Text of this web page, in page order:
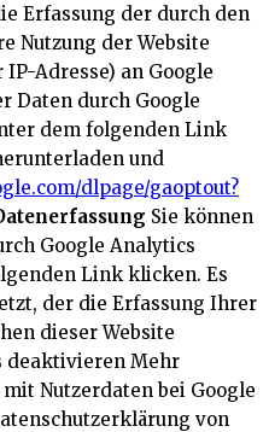
Erfassung der durch den
Nutzung der Website
Adresse) an Google
Daten durch Google
dem folgenden Link
und
dlpage/gaoptout?
Sie können
Google Analytics
Link klicken. Es
der die Erfassung Ihrer
dieser Website
deaktivieren Mehr
Nutzerdaten bei Google
von